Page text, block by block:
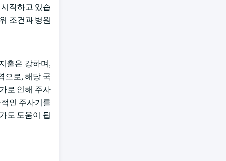
작하고 있습
조건과 병원
출은 강하며,
으로, 해당 국
로 인해 주사
인 주사기를
도 도움이 됩